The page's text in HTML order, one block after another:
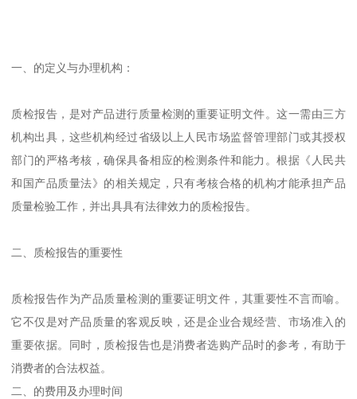
一、的定义与办理机构：
质检报告，是对产品进行质量检测的重要证明文件。这一需由三方
机构出具，这些机构经过省级以上人民市场监督管理部门或其授权
部门的严格考核，确保具备相应的检测条件和能力。根据《人民共
和国产品质量法》的相关规定，只有考核合格的机构才能承担产品
质量检验工作，并出具具有法律效力的质检报告。
二、质检报告的重要性
质检报告作为产品质量检测的重要证明文件，其重要性不言而喻。
它不仅是对产品质量的客观反映，还是企业合规经营、市场准入的
重要依据。同时，质检报告也是消费者选购产品时的参考，有助于
消费者的合法权益。
二、的费用及办理时间